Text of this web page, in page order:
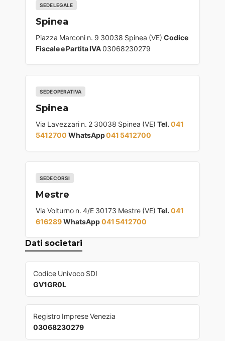
SEDE LEGALE
Spinea
Piazza Marconi n. 9 30038 Spinea (VE) Codice
Fiscale e Partita IVA03068230279
SEDE OPERATIVA
Spinea
Via Lavezzari n. 2 30038 Spinea (VE) Tel. 041
5412700 WhatsApp041 5412700
SEDE CORSI
Mestre
Via Volturno n. 4/E 30173 Mestre (VE) Tel. 041
616289WhatsApp041 5412700
Dati societari
Codice Univoco SDI
GV1GR0L
Registro Imprese Venezia
03068230279